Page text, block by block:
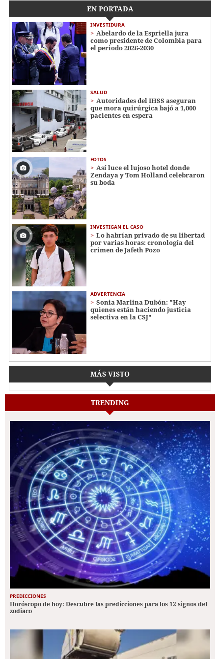
EN PORTADA
INVESTIDURA
Abelardo de la Espriella jura
como presidente de Colombia para
el periodo 2026-2030
SALUD
Autoridades del IHSS aseguran
que mora quirúrgica bajó a 1,000
pacientes en espera
FOTOS
Así luce el lujoso hotel donde
Zendaya y Tom Holland celebraron
su boda
INVESTIGAN EL CASO
Lo habrían privado de su libertad
por varias horas: cronología del
crimen de Jafeth Pozo
ADVERTENCIA
Sonia Marlina Dubón: "Hay
quienes están haciendo justicia
selectiva en la CSJ"
MÁS VISTO
TRENDING
PREDICCIONES
Horóscopo de hoy: Descubre las predicciones para los 12 signos del
zodiaco